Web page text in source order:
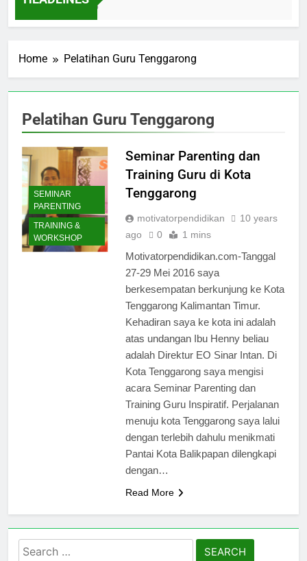
Home Pelatihan Guru Tenggarong
Pelatihan Guru Tenggarong
SEMINAR
PARENTING
TRAINING &
WORKSHOP
Seminar Parenting dan
Training Guru di Kota
Tenggarong
motivatorpendidikan
10 years
ago
0 1 mins
Motivatorpendidikan.com-Tanggal
27-29 Mei 2016 saya
berkesempatan berkunjung ke Kota
Tenggarong Kalimantan Timur.
Kehadiran saya ke kota ini adalah
atas undangan Ibu Henny beliau
adalah Direktur EO Sinar Intan. Di
Kota Tenggarong saya mengisi
acara Seminar Parenting dan
Training Guru Inspiratif. Perjalanan
menuju kota Tenggarong saya lalui
dengan terlebih dahulu menikmati
Pantai Kota Balikpapan dilengkapi
dengan…
Read More
Search